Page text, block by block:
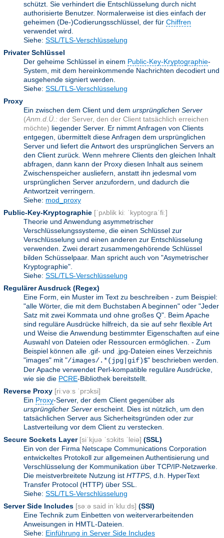
schützt. Sie verhindert die Entschlüsselung durch nicht
authorisierte Benutzer. Normalerweise ist dies einfach der
geheimen (De-)Codierungsschlüssel, der für Chiffren
verwendet wird.
Siehe: SSL/TLS-Verschlüsselung
Privater Schlüssel
Der geheime Schlüssel in einem Public-Key-Kryptographie-
System, mit dem hereinkommende Nachrichten decodiert und
ausgehende signiert werden.
Siehe: SSL/TLS-Verschlüsselung
Proxy
Ein zwischen dem Client und dem ursprünglichen Server
(Anm.d.Ü.: der Server, den der Client tatsächlich erreichen
möchte) liegender Server. Er nimmt Anfragen von Clients
entgegen, übermittelt diese Anfragen dem ursprünglichen
Server und liefert die Antwort des ursprünglichen Servers an
den Client zurück. Wenn mehrere Clients den gleichen Inhalt
abfragen, dann kann der Proxy diesen Inhalt aus seinem
Zwischenspeicher ausliefern, anstatt ihn jedesmal vom
ursprünglichen Server anzufordern, und dadurch die
Antwortzeit verringern.
Siehe: mod_proxy
Public-Key-Kryptographie [ˈpʌblik kiː ˈkyptograˈfiː]
Theorie und Anwendung asymmetrischer
Verschlüsselungssysteme, die einen Schlüssel zur
Verschlüsselung und einen anderen zur Entschlüsselung
verwenden. Zwei derart zusammengehörende Schlüssel
bilden Schüsselpaar. Man spricht auch von "Asymetrischer
Kryptographie".
Siehe: SSL/TLS-Verschlüsselung
Regulärer Ausdruck (Regex)
Eine Form, ein Muster im Text zu beschreiben - zum Beispiel:
"alle Wörter, die mit dem Buchstaben A beginnen" oder "Jeder
Satz mit zwei Kommata und ohne großes Q". Beim Apache
sind reguläre Ausdrücke hilfreich, da sie auf sehr flexible Art
und Weise die Anwendung bestimmter Eigenschaften auf eine
Auswahl von Dateien oder Ressourcen ermöglichen. - Zum
Beispiel können alle .gif- und .jpg-Dateien eines Verzeichnis
"images" mit "/images/.*(jpg|gif)$" beschrieben werden.
Der Apache verwendet Perl-kompatible reguläre Ausdrücke,
wie sie die PCRE-Bibliothek bereitstellt.
Reverse Proxy [riːvəːs ˈprɔksi]
Ein Proxy-Server, der dem Client gegenüber als
ursprünglicher Server erscheint. Dies ist nützlich, um den
tatsächlichen Server aus Sicherheitsgründen oder zur
Lastverteilung vor dem Client zu verstecken.
Secure Sockets Layer [siˈkjuə ˈsɔkits ˈleiə] (SSL)
Ein von der Firma Netscape Communications Corporation
entwickeltes Protokoll zur allgemeinen Authentisierung und
Verschlüsselung der Kommunikation über TCP/IP-Netzwerke.
Die meistverbreitete Nutzung ist HTTPS , d.h. HyperText
Transfer Protocol (HTTP) über SSL.
Siehe: SSL/TLS-Verschlüsselung
Server Side Includes [səːə said inˈkluːds] (SSI)
Eine Technik zum Einbetten von weiterverarbeitenden
Anweisungen in HMTL-Dateien.
Siehe: Einführung in Server Side Includes